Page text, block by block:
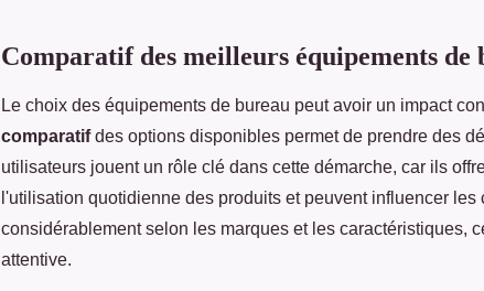
Comparatif des meilleurs équipements de
Le choix des équipements de bureau peut avoir un impact
comparatifdes options disponibles permet de prendre des
utilisateurs jouent un rôle clé dans cette démarche, car ils
l'utilisation quotidienne des produits et peuvent influencer
considérablement selon les marques et les caractéristiques,
attentive.